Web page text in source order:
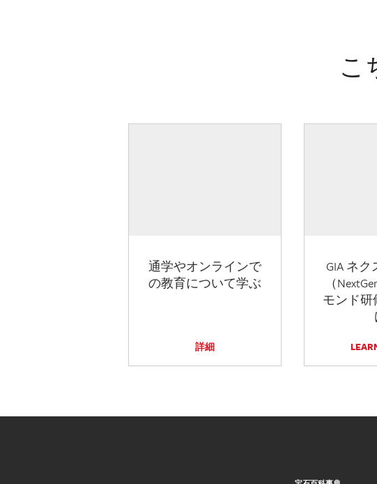
こ
通学やオンラインで
の教育について学ぶ
詳細
GIA ネ
（
モンド研